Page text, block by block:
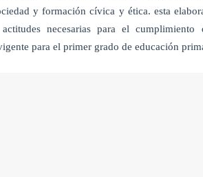
y formación cívica y ética. esta
necesarias para el cumplimiento
para el primer grado de educación